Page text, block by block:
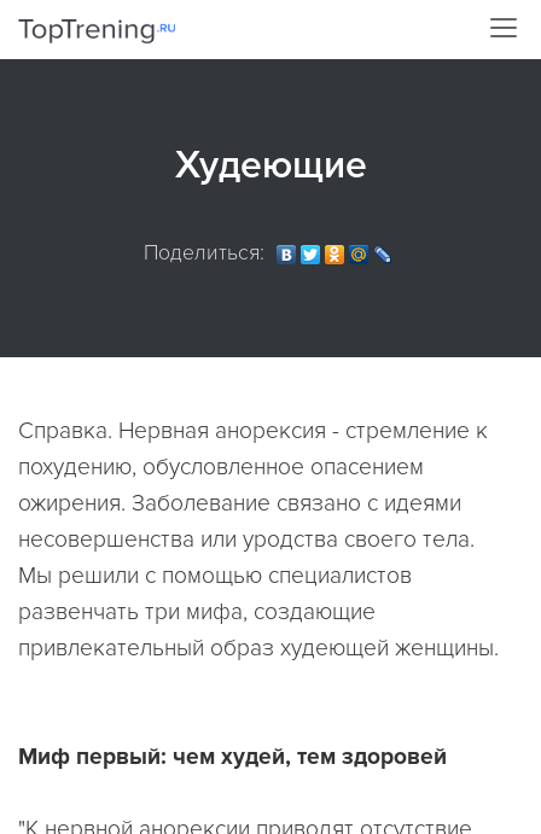
Худеющие
Поделиться:
Справка. Нервная анорексия - стремление к
похудению, обусловленное опасением
ожирения. Заболевание связано с идеями
несовершенства или уродства своего тела.
Мы решили с помощью специалистов
развенчать три мифа, создающие
привлекательный образ худеющей женщины.
Миф первый: чем худей, тем здоровей